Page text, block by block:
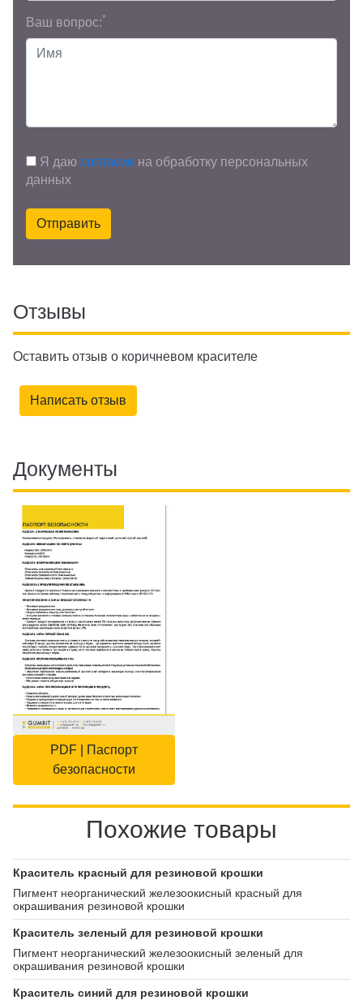
Ваш вопрос:*
Я даю согласие на обработку персональных
данных
Отправить
Отзывы
Оставить отзыв о коричневом красителе
Написать отзыв
Документы
PDF | Паспорт
безопасности
Похожие товары
Краситель красный для резиновой крошки
Пигмент неорганический железоокисный красный для
окрашивания резиновой крошки
Краситель зеленый для резиновой крошки
Пигмент неорганический железоокисный зеленый для
окрашивания резиновой крошки
Краситель синий для резиновой крошки